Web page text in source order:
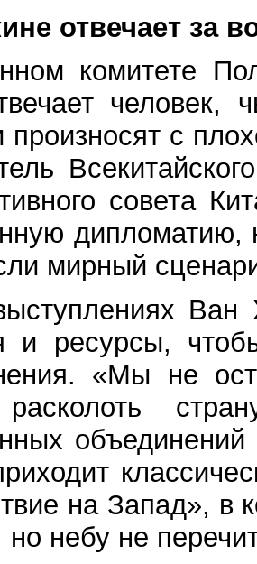
отвечает за
комитете
произносят с
совета
дипломатию,
мирный
Ван
и ресурсы,
«Мы не
расколоть
объединений
на Запад», в
небу не